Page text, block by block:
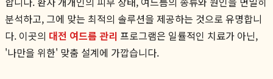
분석하고, 그에 맞는 최적의 솔루션을 제공하는 것으로 유명합니
다. 이곳의 대전 여드름 관리 프로그램은 일률적인 치료가 아닌,
'나만을 위한' 맞춤 설계에 가깝습니다.